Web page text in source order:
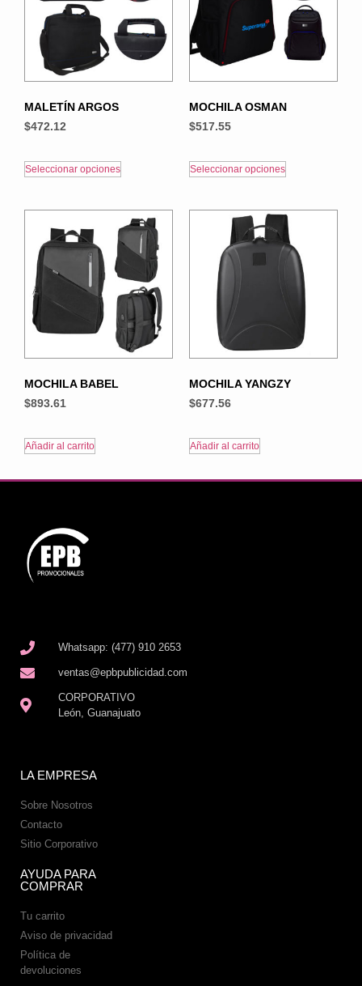
MALETÍN ARGOS
$472.12
Seleccionar opciones
MOCHILA OSMAN
$517.55
Seleccionar opciones
MOCHILA BABEL
$893.61
Añadir al carrito
MOCHILA YANGZY
$677.56
Añadir al carrito
Whatsapp: (477) 910 2653
ventas@epbpublicidad.com
CORPORATIVO
León, Guanajuato
LA EMPRESA
Sobre Nosotros
Contacto
Sitio Corporativo
AYUDA PARA
COMPRAR
Tu carrito
Aviso de privacidad
Política de
devoluciones